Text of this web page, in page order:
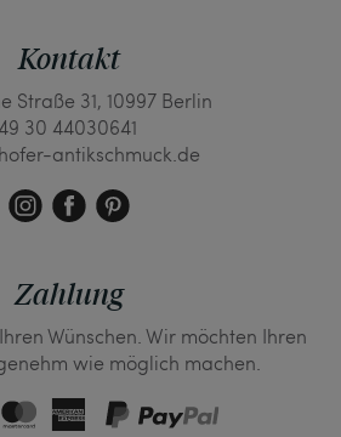
Kontakt
Straße 31, 10997 Berlin
30 44030641
antikschmuck.de
Zahlung
Wünschen. Wir möchten Ihren
wie möglich machen.